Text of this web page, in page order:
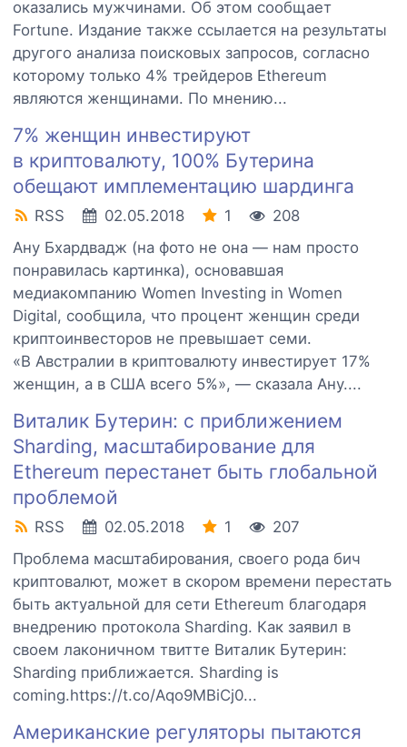
оказались мужчинами. Об этом сообщает
Fortune. Издание также ссылается на результаты
другого анализа поисковых запросов, согласно
которому только 4% трейдеров Ethereum
являются женщинами. По мнению...
7% женщин инвестируют
в криптовалюту, 100% Бутерина
обещают имплементацию шардинга
RSS 02.05.2018 1
208
Ану Бхардвадж (на фото не она — нам просто
понравилась картинка), основавшая
медиакомпанию Women Investing in Women
Digital, сообщила, что процент женщин среди
криптоинвесторов не превышает семи.
«В Австралии в криптовалюту инвестирует 17%
женщин, а в США всего 5%», — сказала Ану....
Виталик Бутерин: с приближением
Sharding, масштабирование для
Ethereum перестанет быть глобальной
проблемой
RSS 02.05.2018 1
207
Проблема масштабирования, своего рода бич
криптовалют, может в скором времени перестать
быть актуальной для сети Ethereum благодаря
внедрению протокола Sharding. Как заявил в
своем лаконичном твитте Виталик Бутерин:
Sharding приближается. Sharding is
coming.https://t.co/Aqo9MBiCj0...
Американские регуляторы пытаются